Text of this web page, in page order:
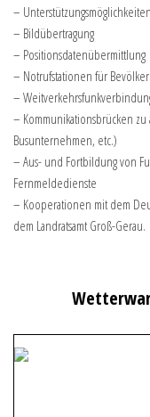
–
– Bildübertragung
– Positionsdatenübermittlung
– Notrufstationen für
–
– Kommunikationsbrücken
Busunternehmen, etc.)
– Aus- und Fortbildung von
Fernmeldedienste
– Kooperationen mit dem
dem Landratsamt Groß-Gerau.